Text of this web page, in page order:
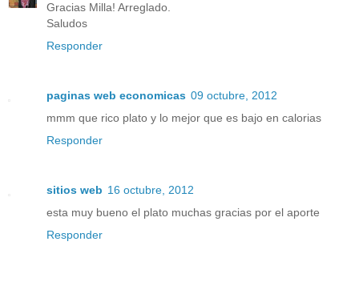
Gracias Milla! Arreglado.
Saludos
Responder
paginas web economicas 09 octubre, 2012
mmm que rico plato y lo mejor que es bajo en calorias
Responder
sitios web 16 octubre, 2012
esta muy bueno el plato muchas gracias por el aporte
Responder